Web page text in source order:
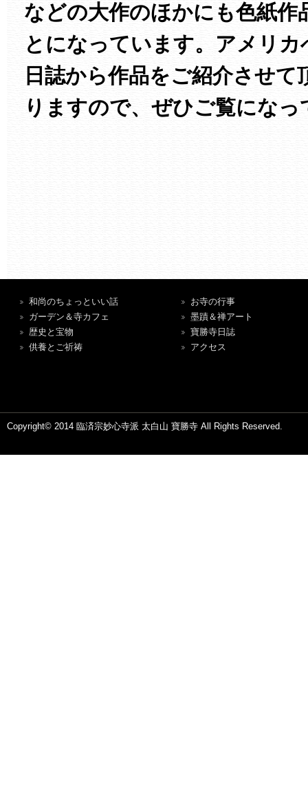
などの大作のほかにも色紙作
とになっています。アメリ
日誌から作品をご紹介させ
りますので、ぜひご覧にな
和尚のちょっといい話
ガーデン＆寺カフェ
歴史と宝物
供養とご祈祷
お寺の行事
墨蹟＆禅アート
寶勝寺日誌
アクセス
Copyright© 2014 臨済宗妙心寺派 太白山 寶勝寺 All Rights Reserved.